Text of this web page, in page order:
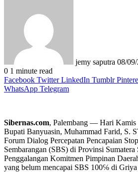
jemy saputra 08/
0 1 minute read
Facebook Twitter LinkedIn Tumblr
WhatsApp Telegram
Sibernas.com, Palembang — Hari Kamis
Bupati Banyuasin, Muhammad Farid, S.
Forum Dialog Percepatan Pencapaian
Sembarangan (SBS) di Provinsi Sumatera
Penggalangan Komitmen Pimpinan
yang belum mencapai SBS 100℅ di